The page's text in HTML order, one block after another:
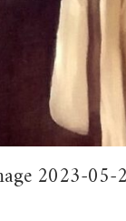
2023-